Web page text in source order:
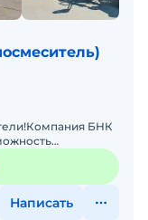
БНК
с
Написать